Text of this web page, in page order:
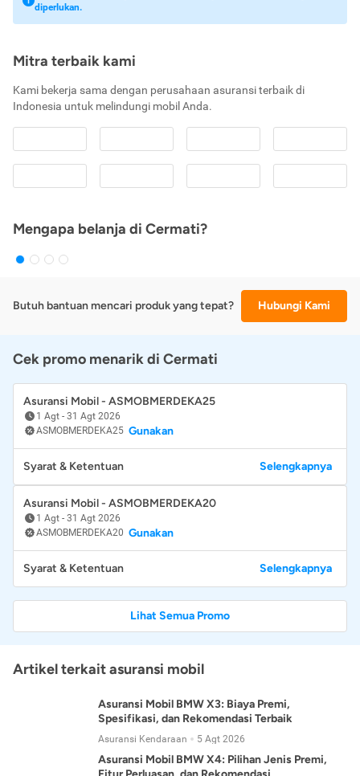
diperlukan.
Mitra terbaik kami
Kami bekerja sama dengan perusahaan asuransi terbaik di
Indonesia untuk melindungi mobil Anda.
Mengapa belanja di Cermati?
Butuh bantuan mencari produk yang tepat? Hubungi Kami
Cek promo menarik di Cermati
Asuransi Mobil - ASMOBMERDEKA25
1 Agt - 31 Agt 2026
ASMOBMERDEKA25 Gunakan
Syarat & Ketentuan Selengkapnya
Asuransi Mobil - ASMOBMERDEKA20
1 Agt - 31 Agt 2026
ASMOBMERDEKA20 Gunakan
Syarat & Ketentuan Selengkapnya
Lihat Semua Promo
Artikel terkait asuransi mobil
Asuransi Mobil BMW X3: Biaya Premi,
Spesifikasi, dan Rekomendasi Terbaik
Asuransi Kendaraan 5 Agt 2026
Asuransi Mobil BMW X4: Pilihan Jenis Premi,